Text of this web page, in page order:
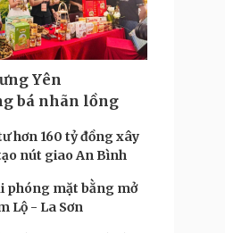
nghệ
điệu
Công nghệ
nghiệm
Chuyển đổi số
Câu chuyện thời sự
truyện đêm khuya
sổ tình yêu
Yên
bá nhãn lồng
hơn 160 tỷ đồng xây
nút giao An Bình
phóng mặt bằng mở
Lộ - La Sơn